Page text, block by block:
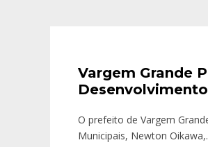
Vargem Grande
O prefeito de Vargem
Municipais, Newton Oikawa,